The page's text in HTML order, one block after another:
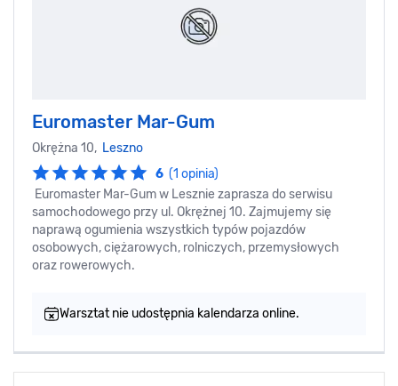
Euromaster Mar-Gum
Okrężna 10, Leszno
6 (1 opinia)
Euromaster Mar-Gum w Lesznie zaprasza do serwisu
samochodowego przy ul. Okrężnej 10. Zajmujemy się
naprawą ogumienia wszystkich typów pojazdów
osobowych, ciężarowych, rolniczych, przemysłowych
oraz rowerowych.
Warsztat nie udostępnia kalendarza online.